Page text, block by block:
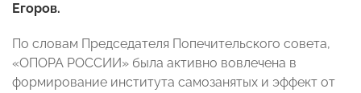
Егоров.
По словам Председателя Попечительского совета,
«ОПОРА РОССИИ» была активно вовлечена в
формирование института самозанятых и эффект от